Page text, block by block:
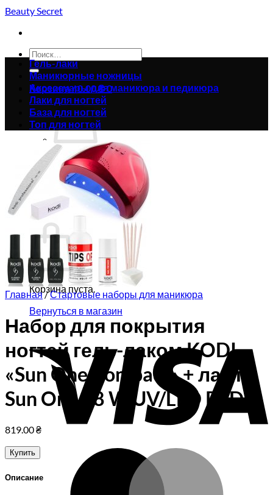
Skip
content
Beauty Secret
Искать:
Корзина /0.00₴0
Корзина пуста.
Вернуться в магазин
0
Корзина
Корзина пуста.
Вернуться в магазин
Гель-лаки
Маникюрные ножницы
Аксессуары для маникюра и педикюра
Лаки для ногтей
База для ногтей
Топ для ногтей
Главная/Стартовые наборы для маникюра
Набор для покрытия
ногтей гель-лаком KODI
«Sun One Compact» + лампа
Sun One 48 W UV/LED RED
819.00₴
Купить
Описание